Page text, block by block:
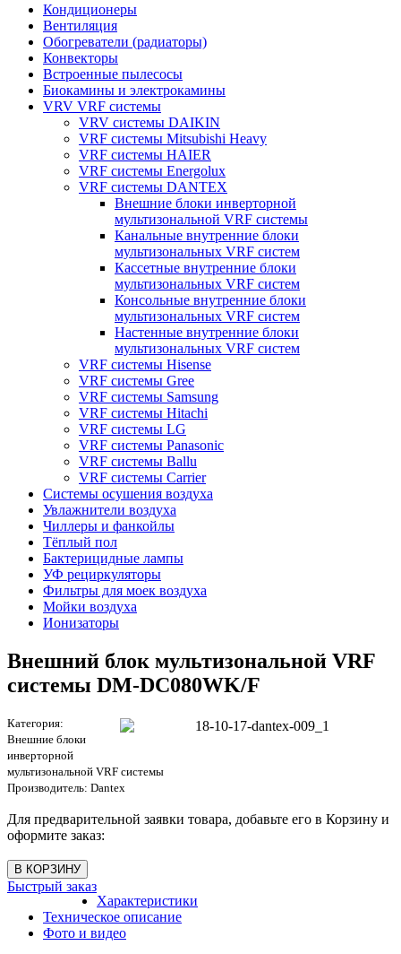
Кондиционеры
Вентиляция
Обогреватели (радиаторы)
Конвекторы
Встроенные пылесосы
Биокамины и электрокамины
VRV VRF системы
VRV системы DAIKIN
VRF системы Mitsubishi Heavy
VRF системы HAIER
VRF системы Energolux
VRF системы DANTEX
Внешние блоки инверторной
мультизональной VRF системы
Канальные внутренние блоки
мультизональных VRF систем
Кассетные внутренние блоки
мультизональных VRF систем
Консольные внутренние блоки
мультизональных VRF систем
Настенные внутренние блоки
мультизональных VRF систем
VRF системы Hisense
VRF системы Gree
VRF системы Samsung
VRF системы Hitachi
VRF системы LG
VRF системы Panasonic
VRF системы Ballu
VRF системы Carrier
Системы осушения воздуха
Увлажнители воздуха
Чиллеры и фанкойлы
Тёплый пол
Бактерицидные лампы
УФ рециркуляторы
Фильтры для моек воздуха
Мойки воздуха
Ионизаторы
Внешний блок мультизональной VRF
системы DM-DC080WK/F
Категория:
Внешние блоки
инверторной
мультизональной VRF системы
Производитель: Dantex
Для предварительной заявки товара, добавьте его в Корзину и
оформите заказ:
Быстрый заказ
Характеристики
Техническое описание
Фото и видео